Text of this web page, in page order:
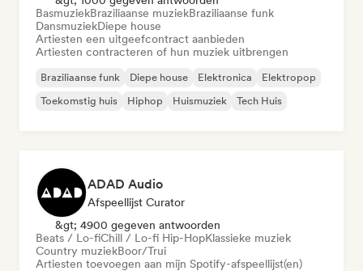
BasmuziekBraziliaanse muziekBraziliaanse funk
DansmuziekDiepe house
Artiesten een uitgeefcontract aanbieden
Artiesten contracteren of hun muziek uitbrengen
Braziliaanse funk Diepe house Elektronica
Elektropop
Toekomstig huis
Hiphop Huismuziek Tech Huis
ADAD Audio
Afspeellijst Curator
&gt; 4900 gegeven antwoorden
Beats / Lo-fiChill / Lo-fi Hip-HopKlassieke muziek
Country muziekBoor/Trui
Artiesten toevoegen aan mijn Spotify-afspeellijst(en)